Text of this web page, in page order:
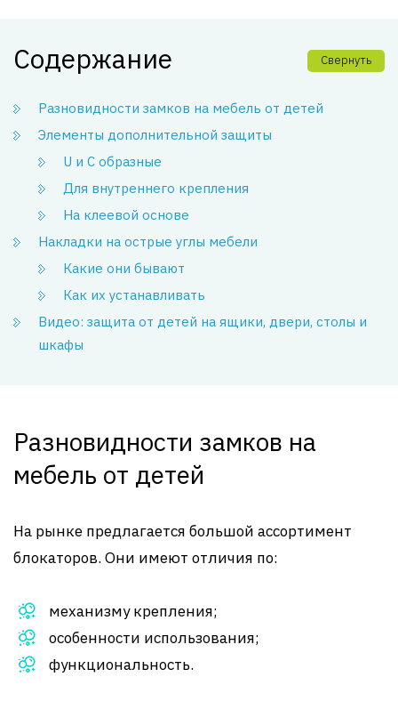
Содержание Свернуть
Разновидности замков на мебель от детей
Элементы дополнительной защиты
U и С образные
Для внутреннего крепления
На клеевой основе
Накладки на острые углы мебели
Какие они бывают
Как их устанавливать
Видео: защита от детей на ящики, двери, столы и
шкафы
Разновидности замков на
мебель от детей
На рынке предлагается большой ассортимент
блокаторов. Они имеют отличия по:
механизму крепления;
особенности использования;
функциональность.